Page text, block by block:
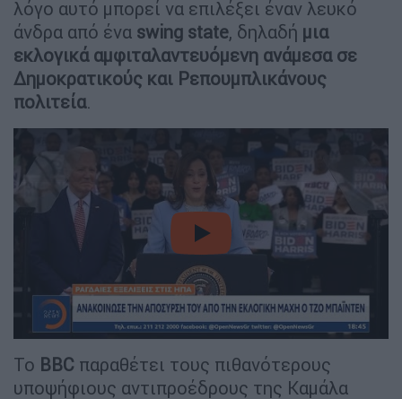
λόγο αυτό μπορεί να επιλέξει έναν λευκό
άνδρα από ένα swing state, δηλαδή μια
εκλογικά αμφιταλαντευόμενη ανάμεσα σε
Δημοκρατικούς και Ρεπουμπλικάνους
πολιτεία.
video
Το BBC παραθέτει τους πιθανότερους
υποψήφιους αντιπροέδρους της Καμάλα